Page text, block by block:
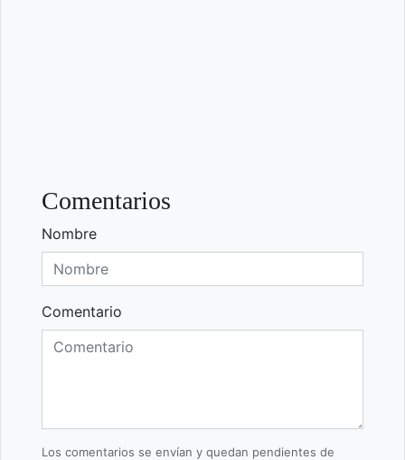
Comentarios
Nombre
Comentario
Los comentarios se envían y quedan pendientes de